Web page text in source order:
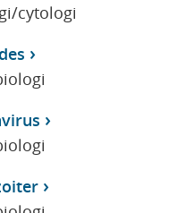
cytologi